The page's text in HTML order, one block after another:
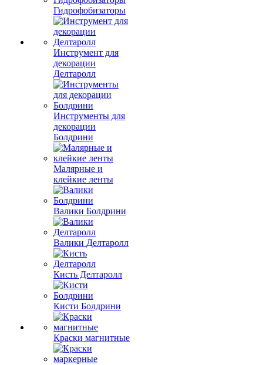
Гидрофобизаторы
Инструмент для
декорации
Делтаролл
Инструменты для
декорации
Болдрини
Малярные и
клейкие ленты
Валики Болдрини
Валики Делтаролл
Кисть Делтаролл
Кисти Болдрини
Краски магнитные